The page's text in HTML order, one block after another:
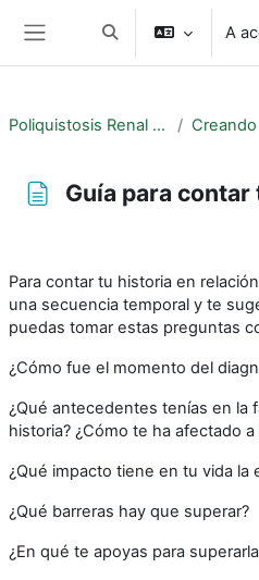
Ir para o conteúdo principal
Painel lateral
Alternar a entrada
A
Poliquistosis Renal (PQRAD)
Guía para
Para contar tu historia en
una secuencia temporal y te
puedas tomar estas preguntas
¿Cómo fue el momento del
¿Qué antecedentes tenías en la
historia? ¿Cómo te ha afectado a
¿Qué impacto tiene en tu vida la
¿Qué barreras hay que superar?
¿En qué te apoyas para